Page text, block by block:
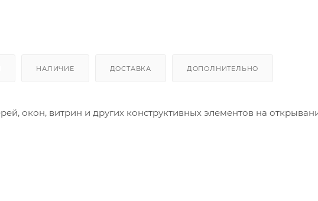
НАЛИЧИЕ ДОСТАВКА ДОПОЛНИТЕЛЬНО
окон, витрин и других конструктивных элементов на